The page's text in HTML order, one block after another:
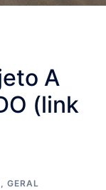
A
(link
, GERAL